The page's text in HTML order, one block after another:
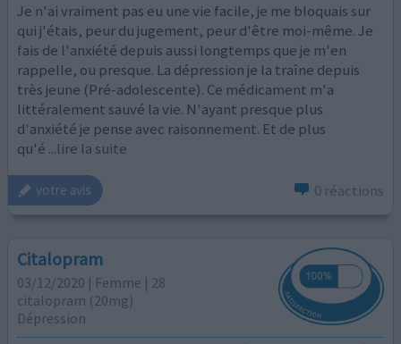
Je n'ai vraiment pas eu une vie facile, je me bloquais sur
qui j'étais, peur du jugement, peur d'être moi-même. Je
fais de l'anxiété depuis aussi longtemps que je m'en
rappelle, ou presque. La dépression je la traîne depuis
très jeune (Pré-adolescente). Ce médicament m'a
littéralement sauvé la vie. N'ayant presque plus
d'anxiété je pense avec raisonnement. Et de plus
qu'é ...lire la suite
votre avis 0 réactions
Citalopram
03/12/2020 | Femme | 28
citalopram (20mg)
Dépression